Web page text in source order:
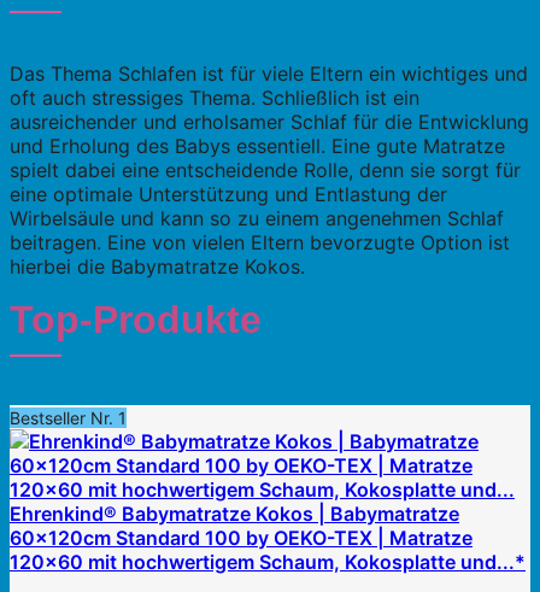
Das Thema Schlafen ist für viele Eltern ein wichtiges und
oft auch stressiges Thema. Schließlich ist ein
ausreichender und erholsamer Schlaf für die Entwicklung
und Erholung des Babys essentiell. Eine gute Matratze
spielt dabei eine entscheidende Rolle, denn sie sorgt für
eine optimale Unterstützung und Entlastung der
Wirbelsäule und kann so zu einem angenehmen Schlaf
beitragen. Eine von vielen Eltern bevorzugte Option ist
hierbei die Babymatratze Kokos.
Top-Produkte
Bestseller Nr. 1
Ehrenkind® Babymatratze Kokos | Babymatratze
60x120cm Standard 100 by OEKO-TEX | Matratze
120x60 mit hochwertigem Schaum, Kokosplatte und...*